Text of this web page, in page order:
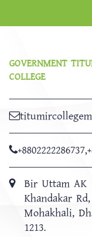
GOVERNMENT
COLLEGE
+8802222286737,
Bir Uttam AK
Khandakar Rd,
Mohakhali,
1213.